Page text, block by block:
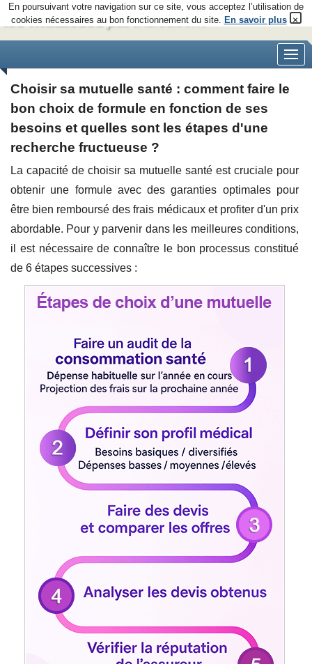
En poursuivant votre navigation sur ce site, vous acceptez l’utilisation de
cookies nécessaires au bon fonctionnement du site. En savoir plus ×
Choisir sa mutuelle santé : comment faire le
bon choix de formule en fonction de ses
besoins et quelles sont les étapes d'une
recherche fructueuse ?
La capacité de choisir sa mutuelle santé est cruciale pour
obtenir une formule avec des garanties optimales pour
être bien remboursé des frais médicaux et profiter d'un prix
abordable. Pour y parvenir dans les meilleures conditions,
il est nécessaire de connaître le bon processus constitué
de 6 étapes successives :